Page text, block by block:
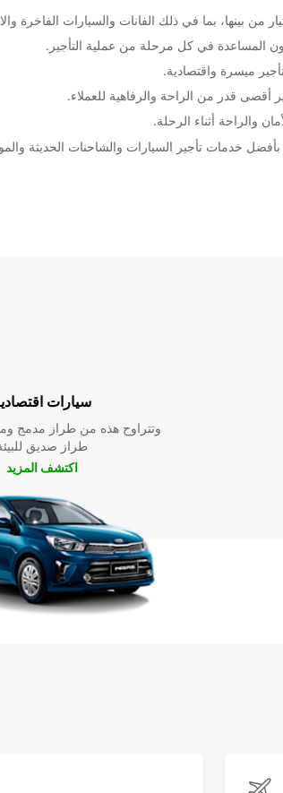
من بينها، بما في ذلك الفانات والسيارات الفاخرة
المساعدة في كل مرحلة من عملية التأجير.
ميسرة واقتصادية.
أقصى قدر من الراحة والرفاهية للعملاء.
والراحة أثناء الرحلة.
سيارات
وتتراوح هذه من طراز مدمج
طراز صديق
اكتشف المزيد